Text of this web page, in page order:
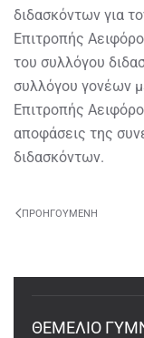
διδασκόντων για
Επιτροπής
του συλλόγου
συλλόγου γονέων
Επιτροπής
αποφάσεις της
διδασκόντων.
ΠΡΟΗΓΟΎΜΕΝΗ
ΘΕΜΕΛΙΟ